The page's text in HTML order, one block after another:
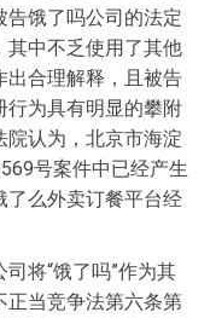
饿了吗公司的法定
其中不乏使用了其他
出合理解释，且被告
行为具有明显的攀附
认为，北京市海淀
号案件中已经产生
了么外卖订餐平台经
将“饿了吗”作为其
当竞争法第六条第